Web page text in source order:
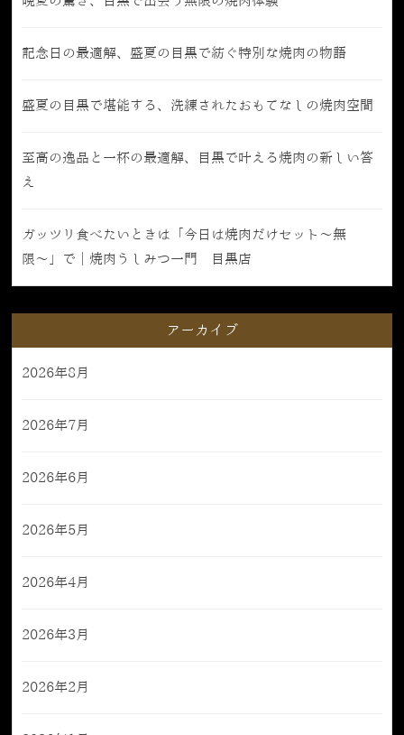
記念日の最適解、盛夏の目黒で紡ぐ特別な焼肉の物語
盛夏の目黒で堪能する、洗練されたおもてなしの焼肉空間
至高の逸品と一杯の最適解、目黒で叶える焼肉の新しい答
え
ガッツリ食べたいときは「今日は焼肉だけセット〜無
限〜」で｜焼肉うしみつ一門 目黒店
アーカイブ
2026年8月
2026年7月
2026年6月
2026年5月
2026年4月
2026年3月
2026年2月